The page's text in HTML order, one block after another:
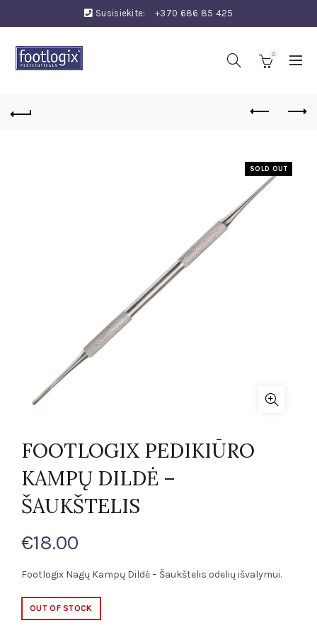
Susisiekite: +370 686 85 425
0
SOLD OUT
FOOTLOGIX PEDIKIŪRO
KAMPŲ DILDĖ –
ŠAUKŠTELIS
€18.00
Footlogix Nagų Kampų Dildė – Šaukštelis odelių išvalymui.
OUT OF STOCK